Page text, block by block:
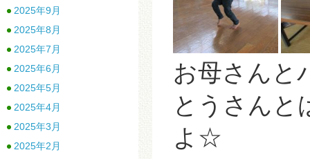
お母さんと
とうさんと
よ☆
2025年9月
2025年8月
2025年7月
2025年6月
2025年5月
2025年4月
2025年3月
2025年2月